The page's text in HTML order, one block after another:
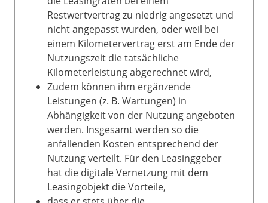
Restwertvertrag zu niedrig angesetzt und
nicht angepasst wurden, oder weil bei
einem Kilometervertrag erst am Ende der
Nutzungszeit die tatsächliche
Kilometerleistung abgerechnet wird,
Zudem können ihm ergänzende
Leistungen (z. B. Wartungen) in
Abhängigkeit von der Nutzung angeboten
werden. Insgesamt werden so die
anfallenden Kosten entsprechend der
Nutzung verteilt. Für den Leasinggeber
hat die digitale Vernetzung mit dem
Leasingobjekt die Vorteile,